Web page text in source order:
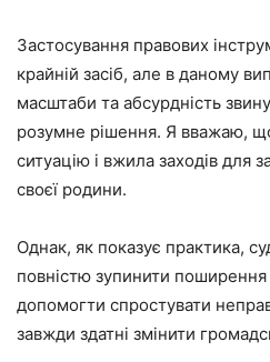
Застосування правових
крайній засіб, але в даному
масштаби та абсурдність
розумне рішення. Я вважаю,
ситуацію і вжила заходів для
своєї родини.
Однак, як показує практика,
повністю зупинити
допомогти спростувати
завжди здатні змінити